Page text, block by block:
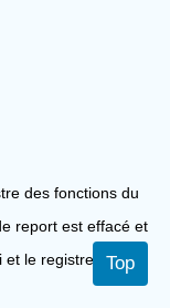
des fonctions du
report est effacé et
et le registre AHTop